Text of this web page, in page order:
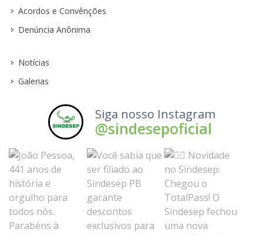
Acordos e Convênções
Denúncia Anônima
Notícias
Galerias
Siga nosso Instagram
@sindesepoficial